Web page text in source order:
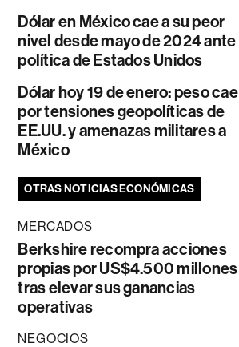
Dólar en México cae a su peor
nivel desde mayo de 2024 ante
política de Estados Unidos
Dólar hoy 19 de enero: peso cae
por tensiones geopolíticas de
EE.UU. y amenazas militares a
México
OTRAS NOTICIAS ECONÓMICAS
MERCADOS
Berkshire recompra acciones
propias por US$4.500 millones
tras elevar sus ganancias
operativas
NEGOCIOS